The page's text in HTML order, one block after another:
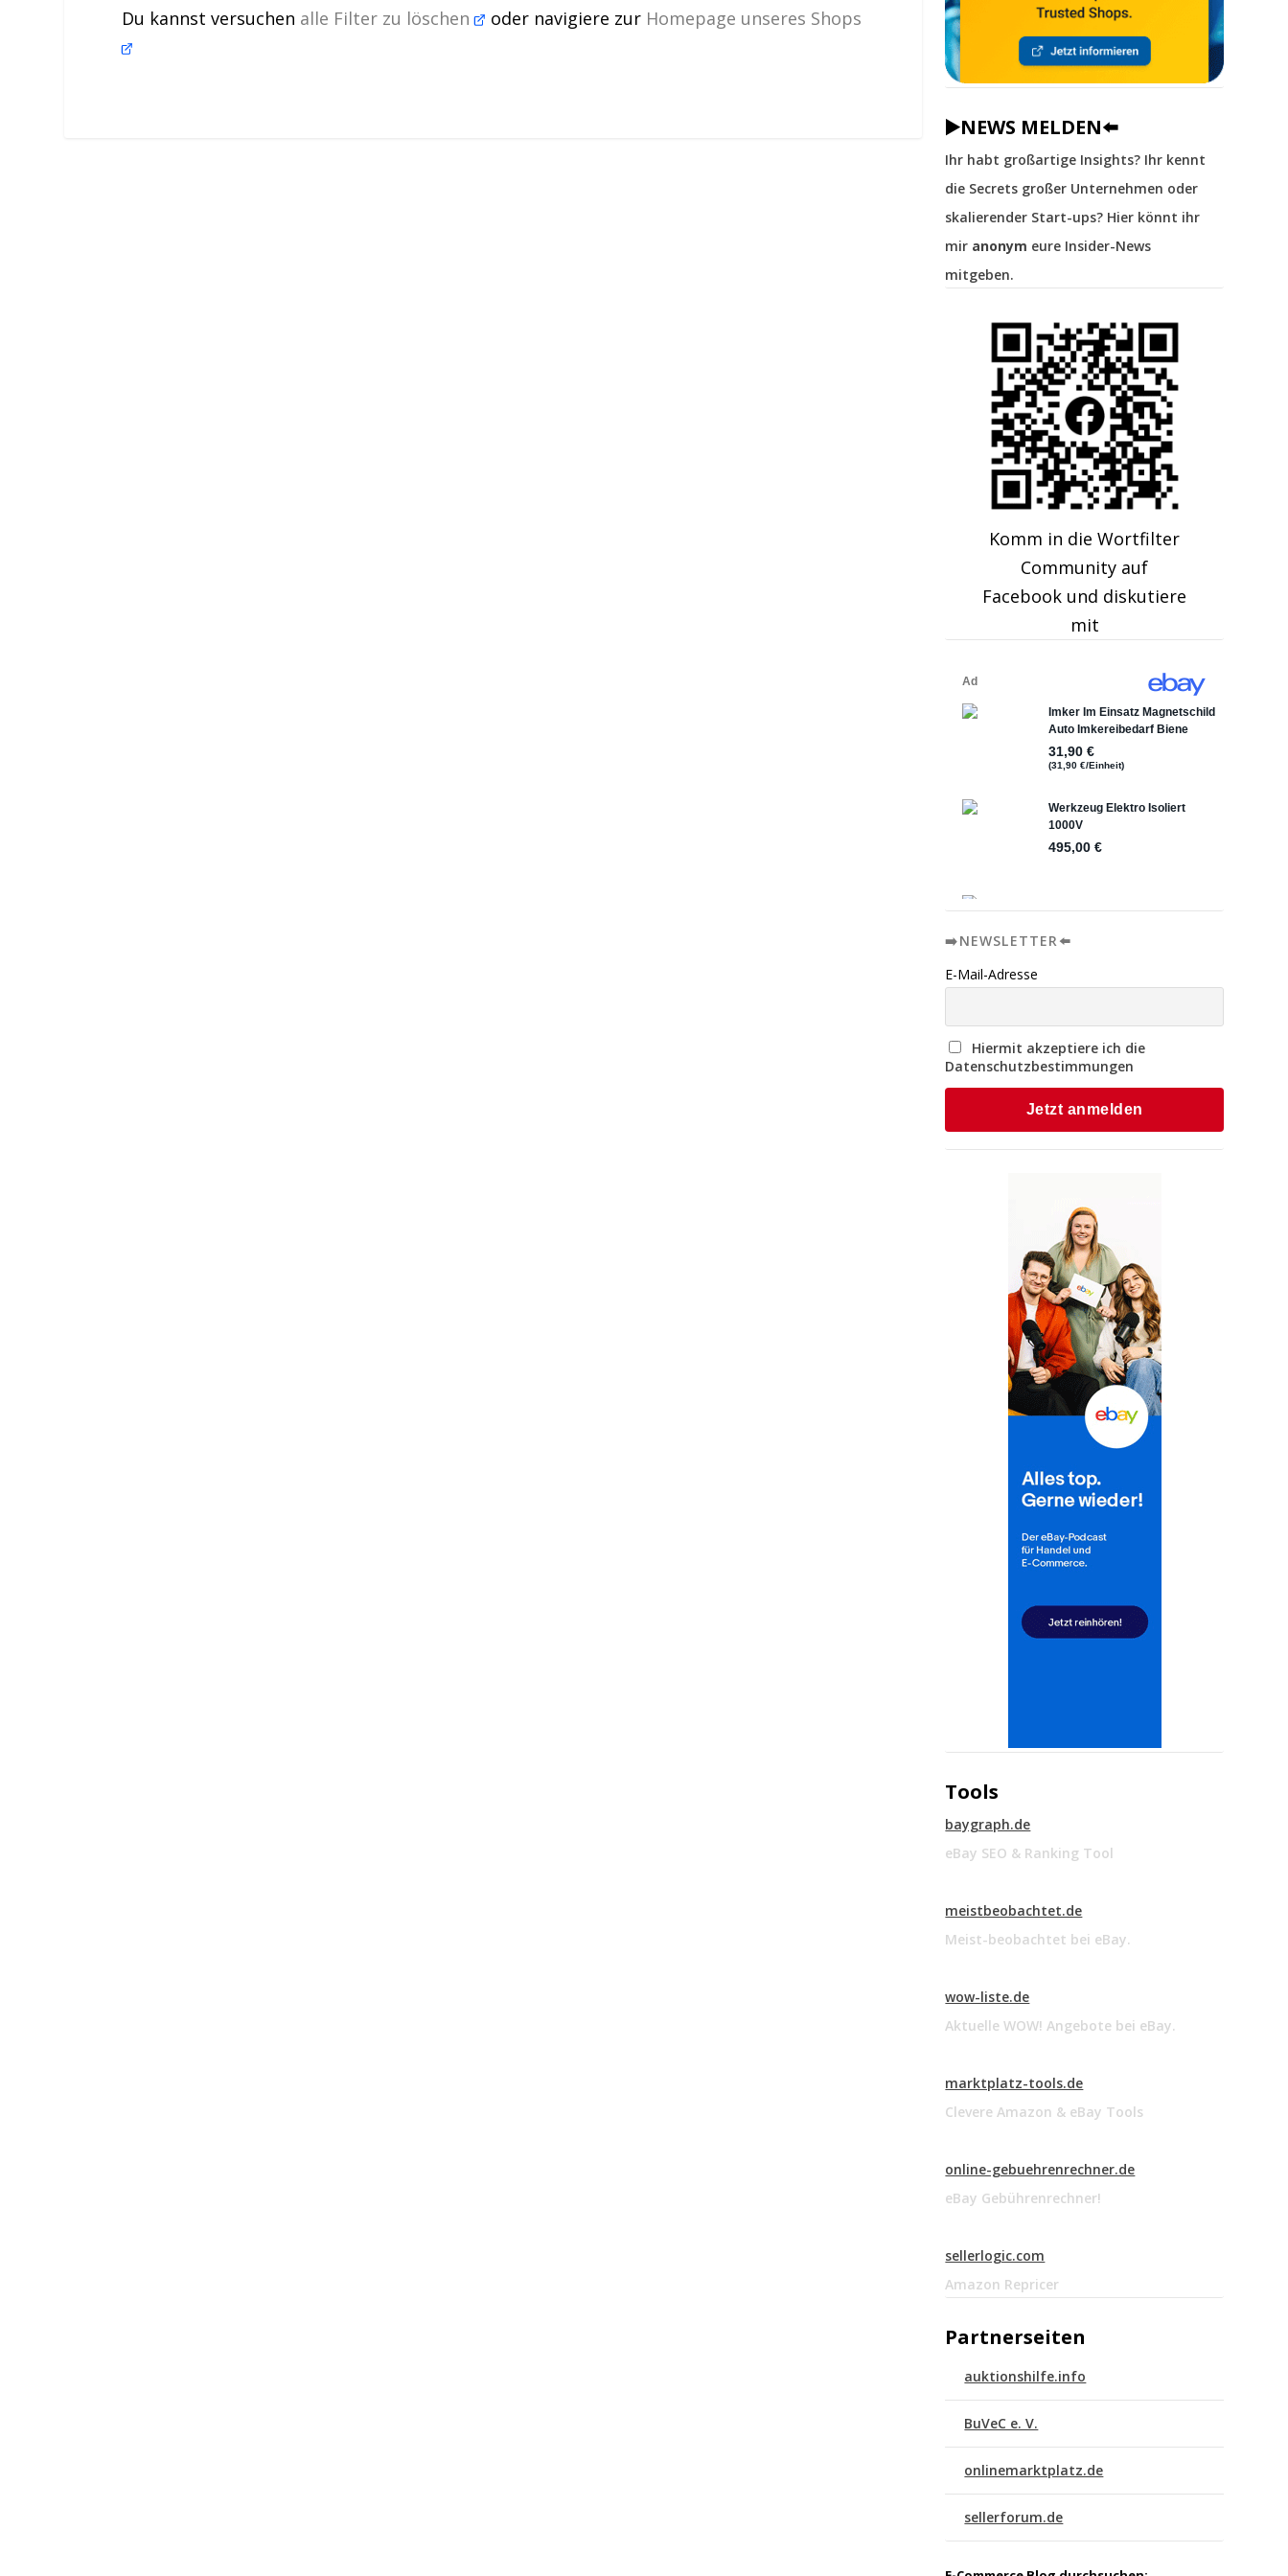
Du kannst versuchen alle Filter zu löschen oder navigiere zur Homepage unseres Shops
▶️NEWS MELDEN⬅️
Ihr habt großartige Insights? Ihr kennt
die Secrets großer Unternehmen oder
skalierender Start-ups? Hier könnt ihr
mir anonym eure Insider-News
mitgeben.
Komm in die Wortfilter
Community auf
Facebook und diskutiere
mit
➡️NEWSLETTER⬅️
E-Mail-Adresse
Hiermit akzeptiere ich die
Datenschutzbestimmungen
Tools
baygraph.de
eBay SEO & Ranking Tool
meistbeobachtet.de
Meist-beobachtet bei eBay.
wow-liste.de
Aktuelle WOW! Angebote bei eBay.
marktplatz-tools.de
Clevere Amazon & eBay Tools
online-gebuehrenrechner.de
eBay Gebührenrechner!
sellerlogic.com
Amazon Repricer
Partnerseiten
auktionshilfe.info
BuVeC e. V.
onlinemarktplatz.de
sellerforum.de